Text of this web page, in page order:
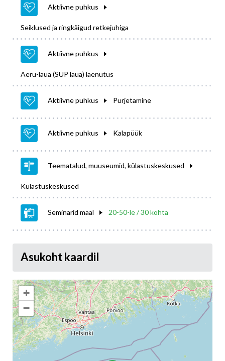
Aktiivne puhkus
Seiklused ja ringkäigud retkejuhiga
Aktiivne puhkus
Aeru-laua (SUP laua) laenutus
Aktiivne puhkus Purjetamine
Aktiivne puhkus Kalapüük
Teematalud, muuseumid, külastuskeskused
Külastuskeskused
Seminarid maal 20-50-le / 30 kohta
Asukoht kaardil
+
−